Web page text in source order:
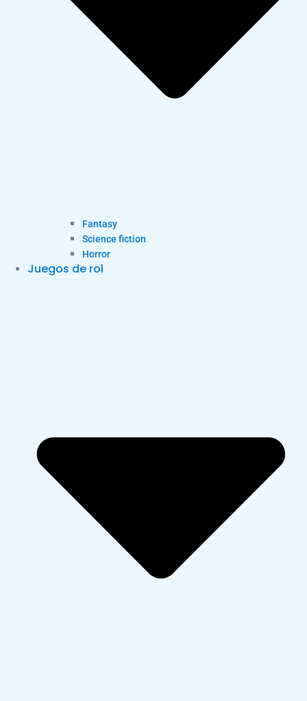
Fantasy
Science fiction
Horror
Juegos de rol